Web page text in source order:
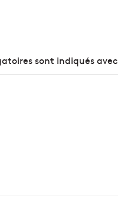
sont indiqués avec